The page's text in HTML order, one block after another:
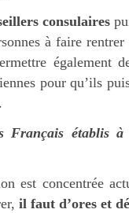
consulaires
à faire
également
pour qu’ils
Français établis
est concentrée
il faut d’ores et